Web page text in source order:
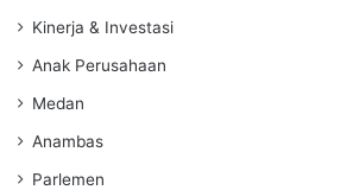
Kinerja & Investasi
Anak Perusahaan
Medan
Anambas
Parlemen